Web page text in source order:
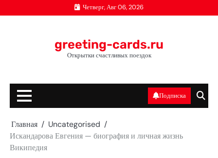
к
Четверг, Авг 06, 2026
greeting-cards.ru
Открытки счастливых поездок
Подписка
Главная
Uncategorised
Искандарова Евгения — биография и личная жизнь
Википедия